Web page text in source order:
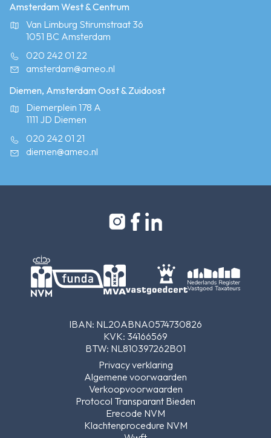
Amsterdam West & Centrum
Van Limburg Stirumstraat 36
1051 BC Amsterdam
020 242 01 22
amsterdam@ameo.nl
Diemen, Amsterdam Oost & Zuidoost
Diemerplein 178 A
1111 JD Diemen
020 242 01 21
diemen@ameo.nl
IBAN: NL20ABNA0574730826
KVK: 34166569
BTW: NL810397262B01
Privacy verklaring
Algemene voorwaarden
Verkoopvoorwaarden
Protocol Transparant Bieden
Erecode NVM
Klachtenprocedure NVM